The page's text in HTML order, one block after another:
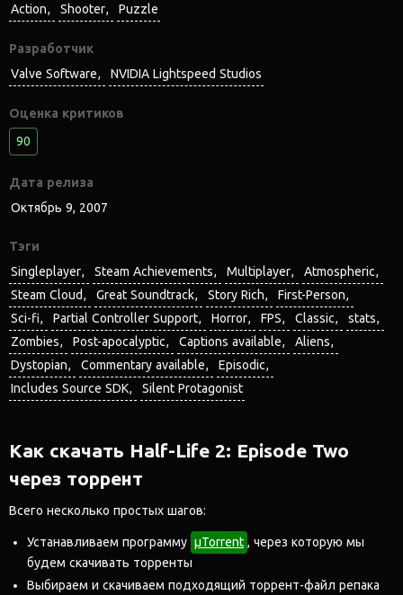
Action
Shooter Puzzle
Разработчик
Valve Software
NVIDIA Lightspeed Studios
Оценка критиков
90
Дата релиза
Октябрь 9, 2007
Тэги
Singleplayer
Steam Achievements Multiplayer
Atmospheric
Steam Cloud
Great Soundtrack Story Rich
First-Person
Sci-fi
Partial Controller Support Horror FPS Classic
stats
Zombies
Post-apocalyptic Captions available
Aliens
Dystopian
Commentary available
Episodic
Includes Source SDK
Silent Protagonist
Как скачать Half-Life 2: Episode Two
через торрент
Всего несколько простых шагов:
Устанавливаем программу μTorrent , через которую мы
будем скачивать торренты
Выбираем и скачиваем подходящий торрент-файл репака